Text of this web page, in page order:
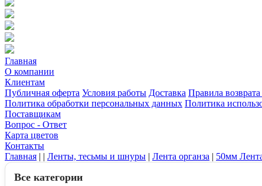
Главная
О компании
Клиентам
Публичная оферта Условия работы Доставка Правила возврата
Политика обработки персональных данных Политика
Поставщикам
Вопрос - Ответ
Карта цветов
Контакты
Главная | | Ленты, тесьмы и шнуры | Лента органза | 50мм
Все категории